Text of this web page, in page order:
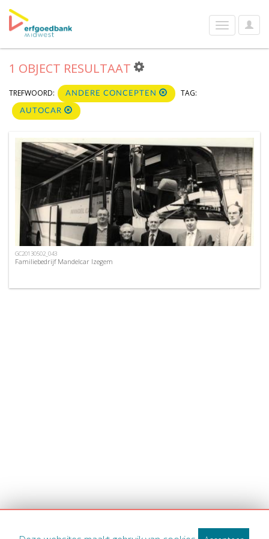
User
Toggle
navigation
1 OBJECT RESULTAAT
TREFWOORD: ANDERE CONCEPTEN TAG:
AUTOCAR
GC20130502_043
Familiebedrijf Mandelcar Izegem